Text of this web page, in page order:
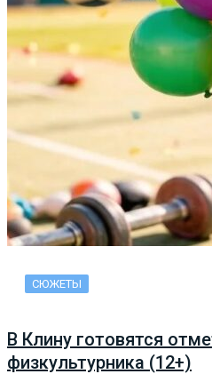
СЮЖЕТЫ
В Клину готовятся
физкультурника (12+)